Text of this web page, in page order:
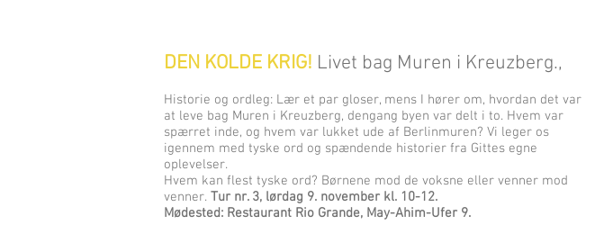
DEN KOLDE KRIG! Livet bag Muren i Kreuzberg.,
Historie og ordleg: Lær et par gloser, mens I hører om, hvordan det var
at leve bag Muren i Kreuzberg, dengang byen var delt i to. Hvem var
spærret inde, og hvem var lukket ude af Berlinmuren? Vi leger os
igennem med tyske ord og spændende historier fra Gittes egne
oplevelser.
Hvem kan flest tyske ord? Børnene mod de voksne eller venner mod
venner. Tur nr. 3, lørdag 9. november kl. 10-12.
Mødested: Restaurant Rio Grande, May-Ahim-Ufer 9.